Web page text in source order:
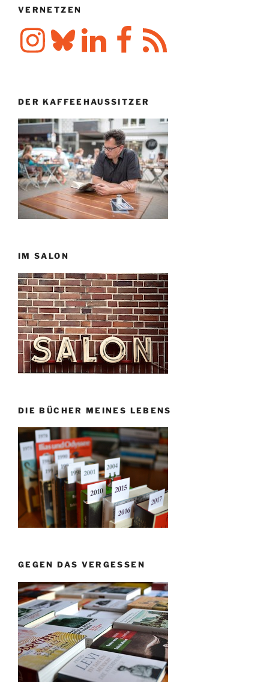
VERNETZEN
InstagramBlueskyLinkedIn FacebookRSS-
Feed
DER KAFFEEHAUSSITZER
IM SALON
DIE BÜCHER MEINES LEBENS
GEGEN DAS VERGESSEN